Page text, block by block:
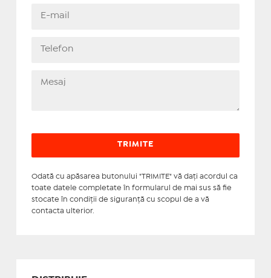
Odată cu apăsarea butonului "TRIMITE" vă daţi acordul ca
toate datele completate în formularul de mai sus să fie
stocate în condiţii de siguranţă cu scopul de a vă
contacta ulterior.